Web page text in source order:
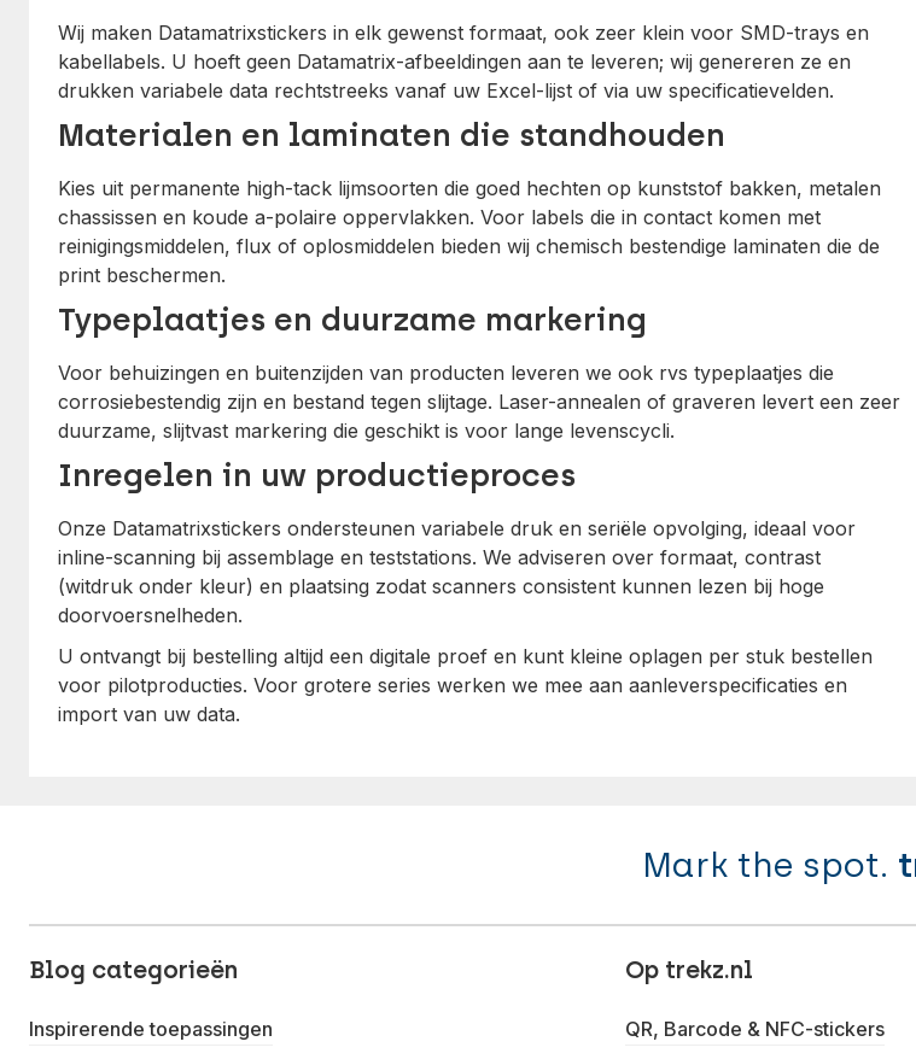
Wij maken Datamatrixstickers in elk gewenst formaat, ook zeer klein voor SMD-trays en
kabellabels. U hoeft geen Datamatrix-afbeeldingen aan te leveren; wij genereren ze en
drukken variabele data rechtstreeks vanaf uw Excel-lijst of via uw specificatievelden.
Materialen en laminaten die standhouden
Kies uit permanente high-tack lijmsoorten die goed hechten op kunststof bakken, metalen
chassissen en koude a-polaire oppervlakken. Voor labels die in contact komen met
reinigingsmiddelen, flux of oplosmiddelen bieden wij chemisch bestendige laminaten die de
print beschermen.
Typeplaatjes en duurzame markering
Voor behuizingen en buitenzijden van producten leveren we ook rvs typeplaatjes die
corrosiebestendig zijn en bestand tegen slijtage. Laser-annealen of graveren levert een zeer
duurzame, slijtvast markering die geschikt is voor lange levenscycli.
Inregelen in uw productieproces
Onze Datamatrixstickers ondersteunen variabele druk en seriële opvolging, ideaal voor
inline-scanning bij assemblage en teststations. We adviseren over formaat, contrast
(witdruk onder kleur) en plaatsing zodat scanners consistent kunnen lezen bij hoge
doorvoersnelheden.
U ontvangt bij bestelling altijd een digitale proef en kunt kleine oplagen per stuk bestellen
voor pilotproducties. Voor grotere series werken we mee aan aanleverspecificaties en
import van uw data.
Mark the spot.
Blog categorieën
Inspirerende toepassingen
Op trekz.nl
QR, Barcode & NFC-stickers